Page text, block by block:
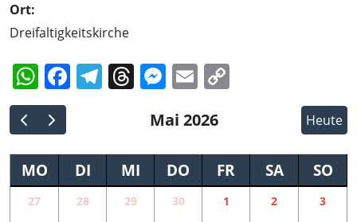
Ort:
Dreifaltigkeitskirche
WhatsApp
Facebook
Telegram
Threads
Messenger
Email
Mai 2026 Heute
MO DI MI DO FR SA SO
27 28 29 30 1 2 3